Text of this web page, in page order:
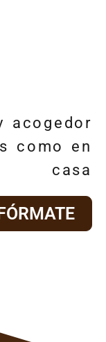
acogedor
como en
casa